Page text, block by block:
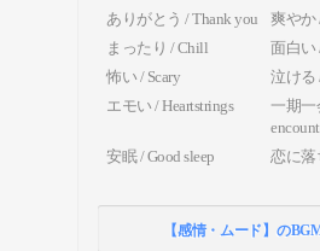
ありがとう / Thank you
爽やか
まったり / Chill
面白い
怖い / Scary
泣ける
エモい / Heartstrings
一期一
安眠 / Good sleep
恋に落
【感情・ムード】の